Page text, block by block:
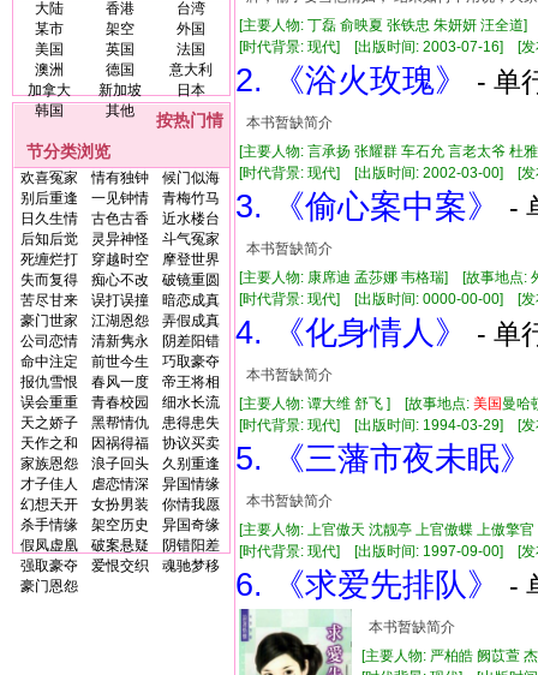
大陆 香港
台湾
某市
架空
外国
美国
英国
法国
澳洲
德国
意大利
加拿大
新加坡
日本
韩国
其他
按热门情
节分类浏览
欢喜冤家 情有独钟
候门似海
别后重逢
一见钟情
青梅竹马
日久生情
古色古香
近水楼台
后知后觉
灵异神怪
斗气冤家
死缠烂打
穿越时空
摩登世界
失而复得
痴心不改
破镜重圆
苦尽甘来
误打误撞
暗恋成真
豪门世家
江湖恩怨
弄假成真
公司恋情
清新隽永
阴差阳错
命中注定
前世今生
巧取豪夺
报仇雪恨
春风一度
帝王将相
误会重重
青春校园
细水长流
天之娇子
黑帮情仇
患得患失
天作之和
因祸得福
协议买卖
家族恩怨
浪子回头
久别重逢
才子佳人
虐恋情深
异国情缘
幻想天开
女扮男装
你情我愿
杀手情缘
架空历史
异国奇缘
假凤虚凰
破案悬疑
阴错阳差
强取豪夺
爱恨交织
魂驰梦移
豪门恩怨
[主要人物: 丁磊 俞映夏 张铁忠 朱妍妍 汪全
[时代背景: 现代] [出版时间: 2003-07-16] [
2. 《浴火玫瑰》 - 单
本书暂缺简介
[主要人物: 言承扬 张耀群 车石允 言老太爷 杜
[时代背景: 现代] [出版时间: 2002-03-00] [
3. 《偷心案中案》 -
本书暂缺简介
[主要人物: 康席迪 孟莎娜 韦格瑞] [故事地点:
[时代背景: 现代] [出版时间: 0000-00-00] [
4. 《化身情人》 - 单
本书暂缺简介
[主要人物: 谭大维 舒飞 ] [故事地点: 美国 曼哈
[时代背景: 现代] [出版时间: 1994-03-29] [
5. 《三藩市夜未眠》
本书暂缺简介
[主要人物: 上官傲天 沈靓亭 上官傲蝶 上傲擎
[时代背景: 现代] [出版时间: 1997-09-00] [
6. 《求爱先排队》 -
本书暂缺简介
[主要人物: 严柏皓 阙苡萱